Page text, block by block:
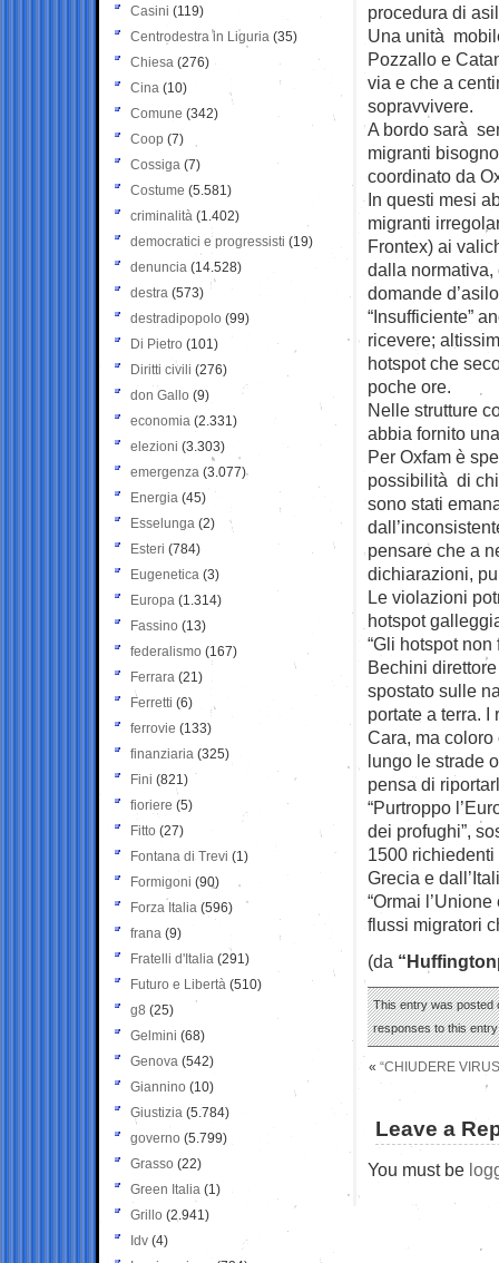
procedura di
Una unità
Pozzallo e
via e che a
sopravvivere.
A bordo sarà
migranti
coordinato da
In questi mesi
migranti
Frontex) ai
dalla normativa,
domande
“Insufficiente”
ricevere;
hotspot che
poche ore.
Nelle strutture
abbia fornito
Per Oxfam è
possibilità di
sono stati
pensare che a
dichiarazioni,
Le violazioni
hotspot
“Gli hotspot
Bechini
spostato sulle
portate a terra.
Cara, ma
lungo le strade
pensa di
“Purtroppo
dei profughi”,
1500
Grecia e
“Ormai
flussi migratori
(da
This entry was posted
responses to this
« “CHIUDERE
Leave a
You must be
Casini (119)
Centrodestra in Liguria (35)
Chiesa (276)
Cina (10)
Comune (342)
Coop (7)
Cossiga (7)
Costume (5.581)
criminalità (1.402)
democratici e progressisti (19)
denuncia (14.528)
destra (573)
destradipopolo (99)
Di Pietro (101)
Diritti civili (276)
don Gallo (9)
economia (2.331)
elezioni (3.303)
emergenza (3.077)
Energia (45)
Esselunga (2)
Esteri (784)
Eugenetica (3)
Europa (1.314)
Fassino (13)
federalismo (167)
Ferrara (21)
Ferretti (6)
ferrovie (133)
finanziaria (325)
Fini (821)
fioriere (5)
Fitto (27)
Fontana di Trevi (1)
Formigoni (90)
Forza Italia (596)
frana (9)
Fratelli d'Italia (291)
Futuro e Libertà (510)
g8 (25)
Gelmini (68)
Genova (542)
Giannino (10)
Giustizia (5.784)
governo (5.799)
Grasso (22)
Green Italia (1)
Grillo (2.941)
Idv (4)